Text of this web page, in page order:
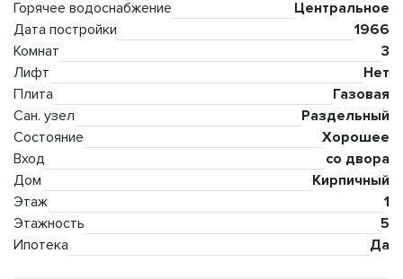
Горячее водоснабжение
Центральное
Дата постройки
1966
Комнат
3
Лифт
Нет
Плита
Газовая
Сан. узел
Раздельный
Состояние
Хорошее
Вход
со двора
Дом
Кирпичный
Этаж
1
Этажность
5
Ипотека
Да